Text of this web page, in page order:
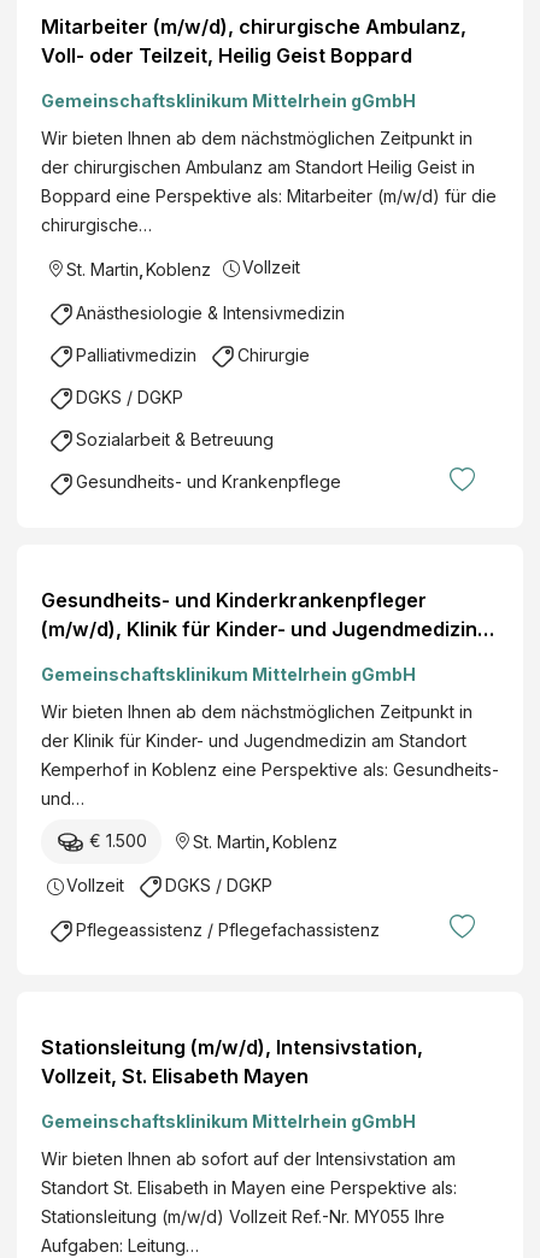
Mitarbeiter (m/w/d), chirurgische Ambulanz,
Voll- oder Teilzeit, Heilig Geist Boppard
Gemeinschaftsklinikum Mittelrhein gGmbH
Wir bieten Ihnen ab dem nächstmöglichen Zeitpunkt in
der chirurgischen Ambulanz am Standort Heilig Geist in
Boppard eine Perspektive als: Mitarbeiter (m/w/d) für die
chirurgische…
St. Martin Koblenz Vollzeit
Anästhesiologie & Intensivmedizin
Palliativmedizin Chirurgie
DGKS / DGKP
Sozialarbeit & Betreuung
Gesundheits- und Krankenpflege
Gesundheits- und Kinderkrankenpfleger
(m/w/d), Klinik für Kinder- und Jugendmedizin,
Gemeinschaftsklinikum Mittelrhein gGmbH
Wir bieten Ihnen ab dem nächstmöglichen Zeitpunkt in
der Klinik für Kinder- und Jugendmedizin am Standort
Kemperhof in Koblenz eine Perspektive als: Gesundheits-
und…
€ 1.500 St. Martin Koblenz
Vollzeit DGKS / DGKP
Pflegeassistenz / Pflegefachassistenz
Stationsleitung (m/w/d), Intensivstation,
Vollzeit, St. Elisabeth Mayen
Gemeinschaftsklinikum Mittelrhein gGmbH
Wir bieten Ihnen ab sofort auf der Intensivstation am
Standort St. Elisabeth in Mayen eine Perspektive als:
Stationsleitung (m/w/d) Vollzeit Ref.-Nr. MY055 Ihre
Aufgaben: Leitung…